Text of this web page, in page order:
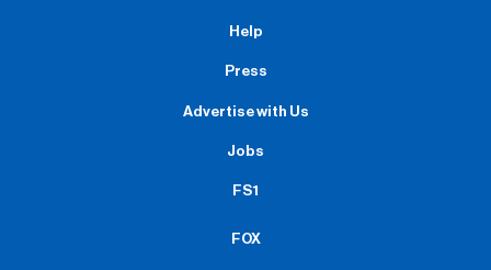
Help
Press
Advertise with Us
Jobs
FS1
FOX